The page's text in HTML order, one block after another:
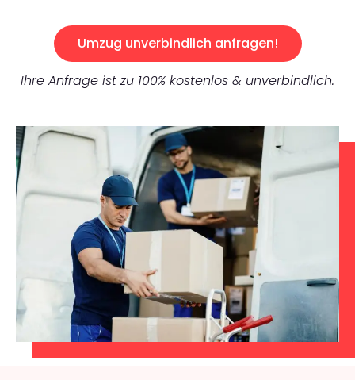
Umzug unverbindlich anfragen!
Ihre Anfrage ist zu 100% kostenlos & unverbindlich.